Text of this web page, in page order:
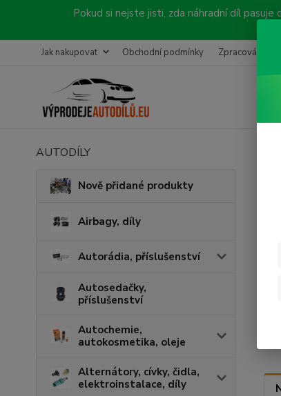
Pokud si nejste jisti, zda náhradní díl
Jak nakupovat Obchodní podmínky Zpracování
AUTODÍLY
Nově přidané produkty
Airbagy, díly
Autorádia, příslušenství
Autosedačky,
příslušenství
Autochemie,
autokosmetika, oleje
Alternátory, cívky, čidla,
elektroinstalace, díly